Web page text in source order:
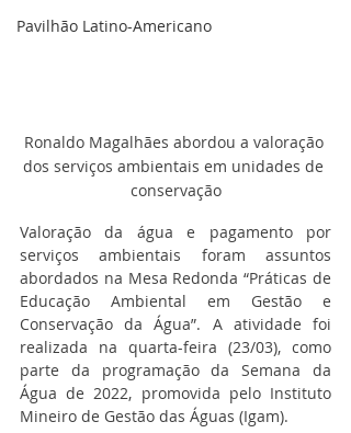
Pavilhão Latino-Americano
Ronaldo Magalhães abordou a valoração
dos serviços ambientais em unidades de
conservação
Valoração da água e pagamento por
serviços ambientais foram assuntos
abordados na Mesa Redonda “Práticas de
Educação Ambiental em Gestão e
Conservação da Água”. A atividade foi
realizada na quarta-feira (23/03), como
parte da programação da Semana da
Água de 2022, promovida pelo Instituto
Mineiro de Gestão das Águas (Igam).